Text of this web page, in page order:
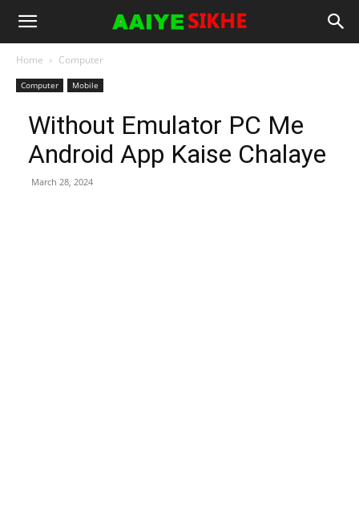
Home Computer
Computer Mobile
Without Emulator PC Me
Android App Kaise Chalaye
March 28, 2024